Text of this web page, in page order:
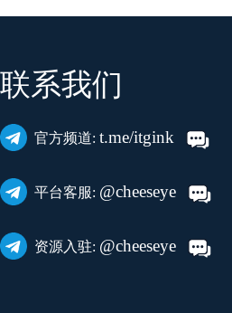
联系我们
官方频道: t.me/itgink
平台客服: @cheeseye
资源入驻: @cheeseye